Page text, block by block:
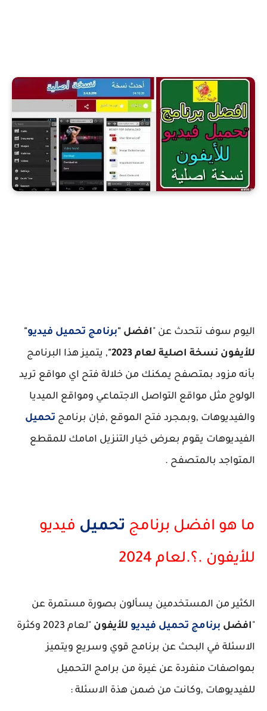
اليوم سوف نتحدث عن "افضل "برنامج تحميل فيديو"
للأيفون نسخة اصلية لعام 2023"
, يتميز هذا البرنامج
بأنه مزود بمتصفح يمكنك من خلالة فتح اي مواقع تريد
الولوج مثل مواقع التواصل الاجتماعي ومواقع الميديا
والفيديوهات ,وبمجرد فتح الموقع ,فإن برنامج تحميل
الفيديوهات يقوم بعرض خيار التنزيل امامك للمقطع
المتواجد بالمتصفح .
ما هو افضل برنامج تحميل فيديو
للأيفون .؟.لعام 2024
الكثير من المستخدمين يسألون بصورة مستمرة عن
"افضل برنامج تحميل فيديو للأيفون
"لعام 2023 وكثرة
الاسئلة في البحث عن برنامج قوي وسريع ويتميز
بمواصفات منفردة عن غيرة من برامج التحميل
للفيديوهات ,وكانت من ضمن هذة الاسئلة :